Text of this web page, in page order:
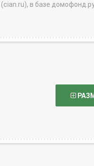
в базе домофонд.ру